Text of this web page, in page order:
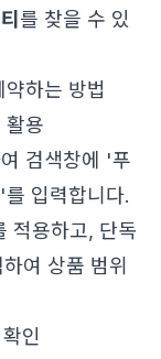
를 찾을 수 있
하는 방법
활용
검색창에 '푸
입력합니다.
적용하고, 단독
여 상품 범위
인